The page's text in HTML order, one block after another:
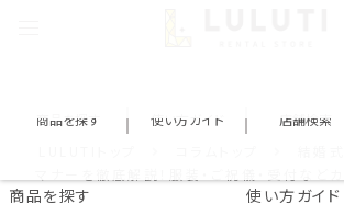
商品を探す 使い方ガイド 店舗検索
商品を探す 使い方ガイド